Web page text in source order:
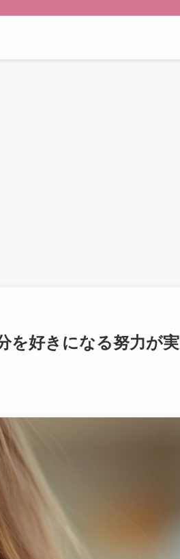
を好きになる努力が実